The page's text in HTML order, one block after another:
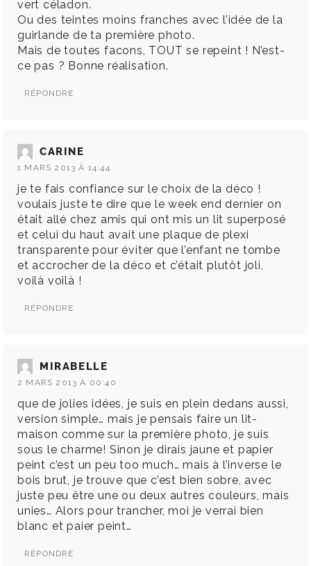
vert céladon.
Ou des teintes moins franches avec l’idée de la
guirlande de ta première photo.
Mais de toutes facons, TOUT se repeint ! N’est-
ce pas ? Bonne réalisation.
RÉPONDRE
CARINE
1 MARS 2013 À 14:44
je te fais confiance sur le choix de la déco !
voulais juste te dire que le week end dernier on
était allé chez amis qui ont mis un lit superposé
et celui du haut avait une plaque de plexi
transparente pour éviter que l’enfant ne tombe
et accrocher de la déco et c’était plutôt joli,
voilà voilà !
RÉPONDRE
MIRABELLE
2 MARS 2013 À 00:40
que de jolies idées, je suis en plein dedans aussi,
version simple… mais je pensais faire un lit-
maison comme sur la première photo, je suis
sous le charme! Sinon je dirais jaune et papier
peint c’est un peu too much… mais à l’inverse le
bois brut, je trouve que c’est bien sobre, avec
juste peu être une ou deux autres couleurs, mais
unies… Alors pour trancher, moi je verrai bien
blanc et paier peint…
RÉPONDRE